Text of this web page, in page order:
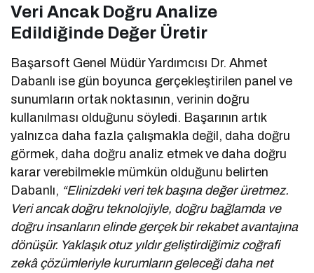
Veri Ancak Doğru Analize
Edildiğinde Değer Üretir
Başarsoft Genel Müdür Yardımcısı Dr. Ahmet
Dabanlı ise gün boyunca gerçekleştirilen panel ve
sunumların ortak noktasının, verinin doğru
kullanılması olduğunu söyledi. Başarının artık
yalnızca daha fazla çalışmakla değil, daha doğru
görmek, daha doğru analiz etmek ve daha doğru
karar verebilmekle mümkün olduğunu belirten
Dabanlı, “Elinizdeki veri tek başına değer üretmez.
Veri ancak doğru teknolojiyle, doğru bağlamda ve
doğru insanların elinde gerçek bir rekabet avantajına
dönüşür. Yaklaşık otuz yıldır geliştirdiğimiz coğrafi
zekâ çözümleriyle kurumların geleceği daha net